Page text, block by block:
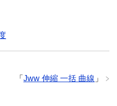
「 Jww 伸縮 一括 曲線 」